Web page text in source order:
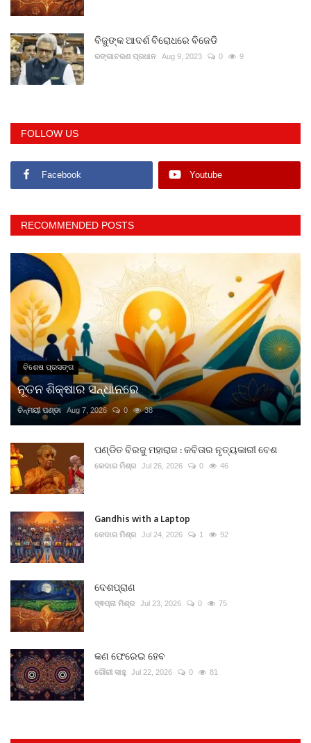
ବିଜୁଙ୍କ ଆଦର୍ଶ ବିରୋଧରେ ବିଜେଡି
ରଙ୍ଗାଚରଣ ପ୍ରଧାନ Aug 9, 2023 0 9
FOLLOW US
Facebook Youtube
RECOMMENDED POSTS
ବିଶେଷ ପ୍ରସଙ୍ଗ
ନୂତନ ଶିକ୍ଷାର ସନ୍ଧାନରେ
ଚିନ୍ମୟୀ ପଣ୍ଡା Aug 7, 2026 0 38
ପଣ୍ଡିତ ବିରଜୁ ମହାରାଜ : କବିତାର ନୃତ୍ୟକାରୀ ବେଶ
କେଦାର ମିଶ୍ର Jul 26, 2026 0 46
Gandhis with a Laptop
କେଦାର ମିଶ୍ର Jul 24, 2026 1 92
ଦେଶପ୍ରାଣ
ସ୍ଵପ୍ନା ମିଶ୍ର Jul 23, 2026 0 75
କଣ ଫେରେଇ ହେବ
ଗୌରୀ ସାହୁ Jul 22, 2026 0 81